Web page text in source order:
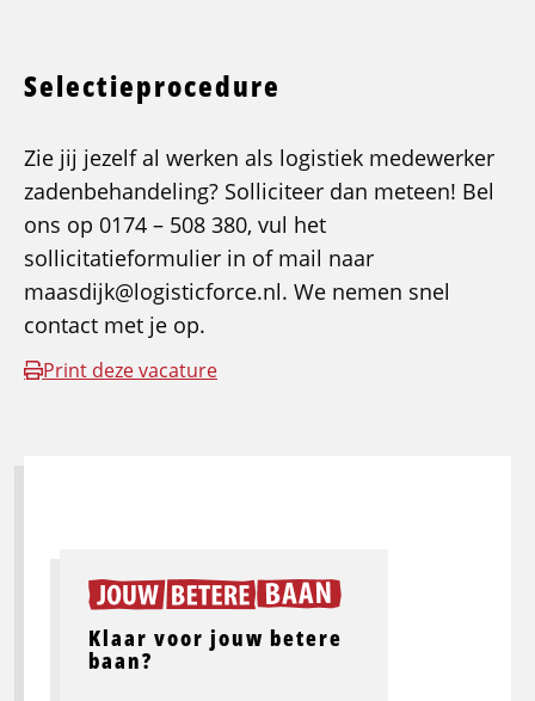
Selectieprocedure
Zie jij jezelf al werken als logistiek medewerker
zadenbehandeling? Solliciteer dan meteen! Bel
ons op 0174 – 508 380, vul het
sollicitatieformulier in of mail naar
maasdijk@logisticforce.nl. We nemen snel
contact met je op.
Print deze vacature
Klaar voor jouw betere
baan?